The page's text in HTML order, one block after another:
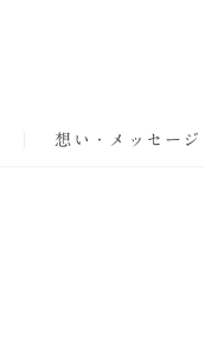
想い・メッセージ